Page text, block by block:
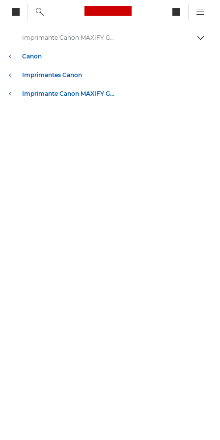
Canon Logo, back to
Canon
Imprimantes Canon
Imprimante Canon MAXIFY GX2050
Imprimante Canon MAXIFY GX2050 - Caractéristiques